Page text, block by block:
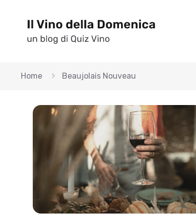
Home Beaujolais Nouveau